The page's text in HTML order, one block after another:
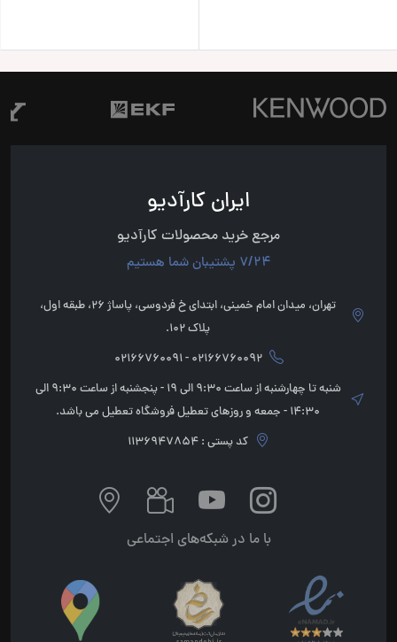
ایران کارآدیو
مرجع خرید محصولات کارآدیو
7/24 پشتیبان شما هستیم
تهران، میدان امام خمینی، ابتدای خ فردوسی، پاساژ 26، طبقه اول،
پلاک 102.
02166760092 - 02166760091
شنبه تا چهارشنبه از ساعت 9:30 الی 19 - پنجشنبه از ساعت 9:30 الی
14:30 - جمعه و روزهای تعطیل فروشگاه تعطیل می باشد.
کد پستی : 1136947854
با ما در شبکه‌های اجتماعی